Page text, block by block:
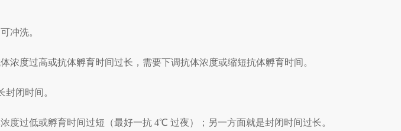
冲洗。
度过高或抗体孵育时间过长，需要下调抗体浓度或缩短抗体孵育时间。
闭时间。
度过低或孵育时间过短（最好一抗 4℃ 过夜）；另一方面就是封闭时间过长。